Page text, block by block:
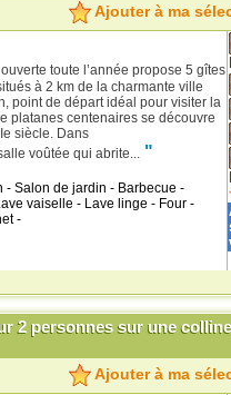
Ajouter à ma
toute l’année propose 5 gîtes
à 2 km de la charmante ville
point de départ idéal pour visiter la
platanes centenaires se découvre
siècle. Dans
voûtée qui abrite... "
- Salon de jardin - Barbecue -
vaiselle - Lave linge - Four -
-
2 personnes sur une
Ajouter à ma